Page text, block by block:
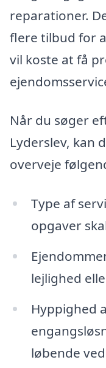
reparationer.
flere tilbud for
vil koste at få
Når du søger
Lyderslev, kan
overveje
Type af
opgaver
lejlighed
Hyppighed
løbende